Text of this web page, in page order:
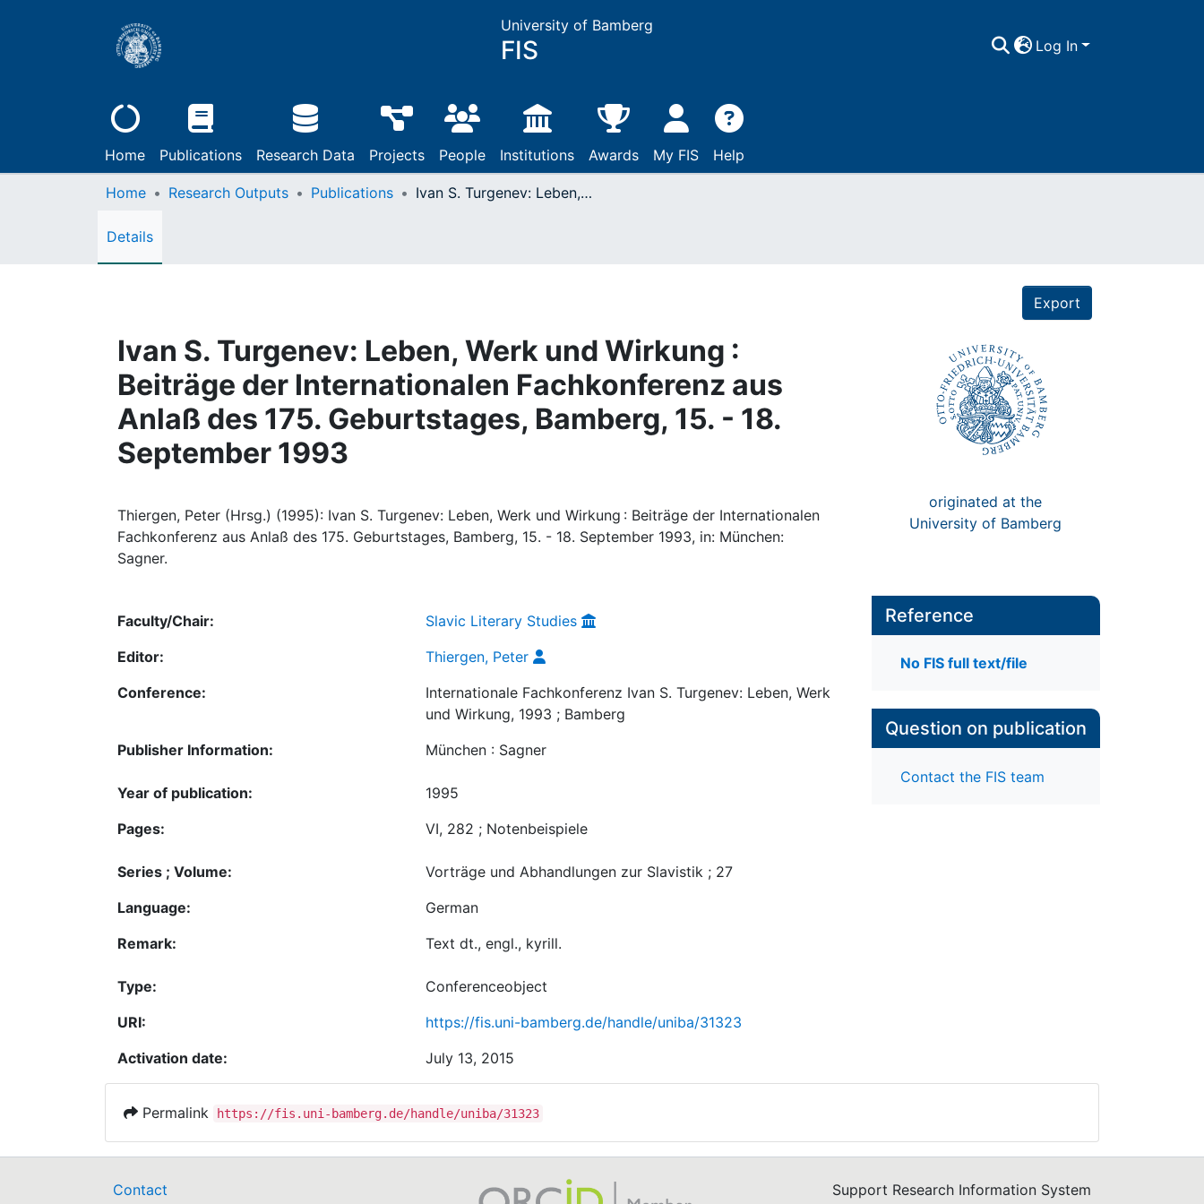
University of Bamberg
FIS Log In
Home Publications Research Data Projects People Institutions Awards My FIS Help
Home Research Outputs Publications Ivan S. Turgenev: Leben, Werk und Wirkung : Beiträge der Internationalen Fachkonferenz aus Anlaß des 175. Geburtstages, Bamberg, 15. - 18. September 1993
Details
Export
Ivan S. Turgenev: Leben, Werk und Wirkung :
Beiträge der Internationalen Fachkonferenz aus
Anlaß des 175. Geburtstages, Bamberg, 15. - 18.
September 1993
Thiergen, Peter (Hrsg.) (1995): Ivan S. Turgenev: Leben, Werk und Wirkung : Beiträge der Internationalen
Fachkonferenz aus Anlaß des 175. Geburtstages, Bamberg, 15. - 18. September 1993, in: München:
Sagner.
originated at the
University of Bamberg
Faculty/Chair:
Slavic Literary Studies
Editor:
Thiergen, Peter
Conference:
Internationale Fachkonferenz Ivan S. Turgenev: Leben, Werk
und Wirkung, 1993 ; Bamberg
Publisher Information:
München : Sagner
Year of publication:
1995
Pages:
VI, 282 ; Notenbeispiele
Series ; Volume:
Vorträge und Abhandlungen zur Slavistik ; 27
Language:
German
Remark:
Text dt., engl., kyrill.
Type:
Conferenceobject
URI:
https://fis.uni-bamberg.de/handle/uniba/31323
Activation date:
July 13, 2015
Reference
No FIS full text/file
Question on publication
Contact the FIS team
Permalink https://fis.uni-bamberg.de/handle/uniba/31323
Contact
Support Research Information System